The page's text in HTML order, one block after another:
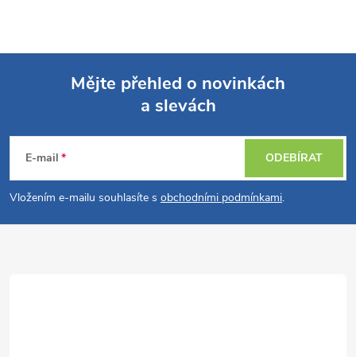
p
a
Mějte přehled o novinkách
a slevách
E-mail
Vložením e-mailu souhlasíte s obchodními podmínkami.
ODEBÍRAT